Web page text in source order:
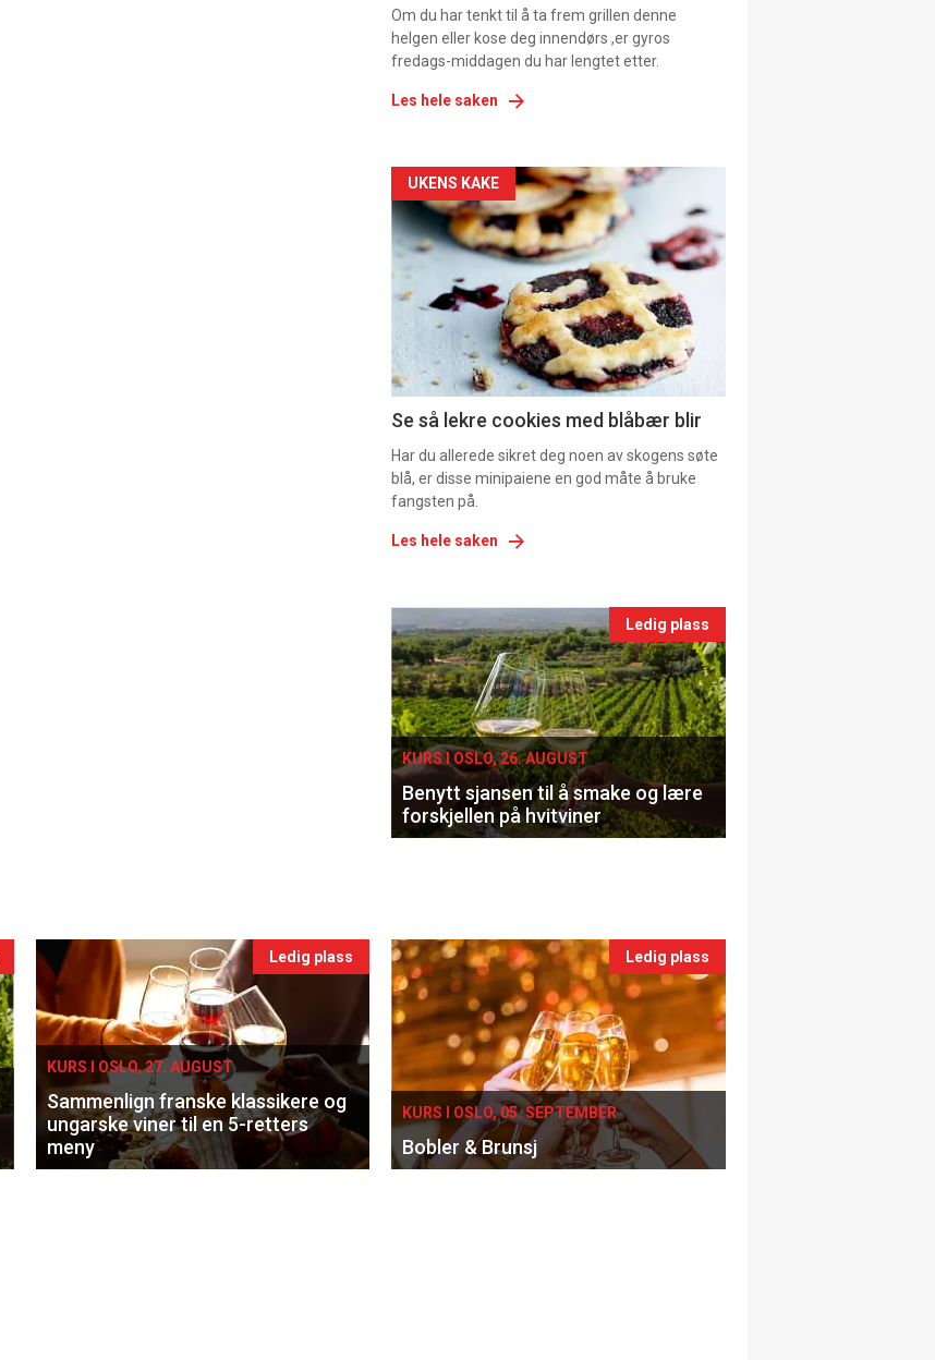
2
Om du har tenkt til å ta frem grillen denne
helgen eller kose deg innendørs ,er gyros
fredags-middagen du har lengtet etter.
Les hele saken
Artikler
detail
-
section
11
Ukens
vin
UKENS KAKE
Se så lekre cookies med blåbær blir
Har du allerede sikret deg noen av skogens søte
blå, er disse minipaiene en god måte å bruke
fangsten på.
Les hele saken
Events
single
Ledig plass
KURS I OSLO, 26. AUGUST
Benytt sjansen til å smake og lære
forskjellen på hvitviner
Ledig plass
KURS I OSLO, 27. AUGUST
Sammenlign franske klassikere og
ungarske viner til en 5-retters
meny
Ledig plass
KURS I OSLO, 05. SEPTEMBER
Bobler & Brunsj